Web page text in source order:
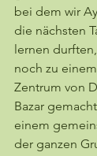
bei dem wir
die nächsten
lernen
noch zu
Zentrum von
Bazar
einem
der ganzen